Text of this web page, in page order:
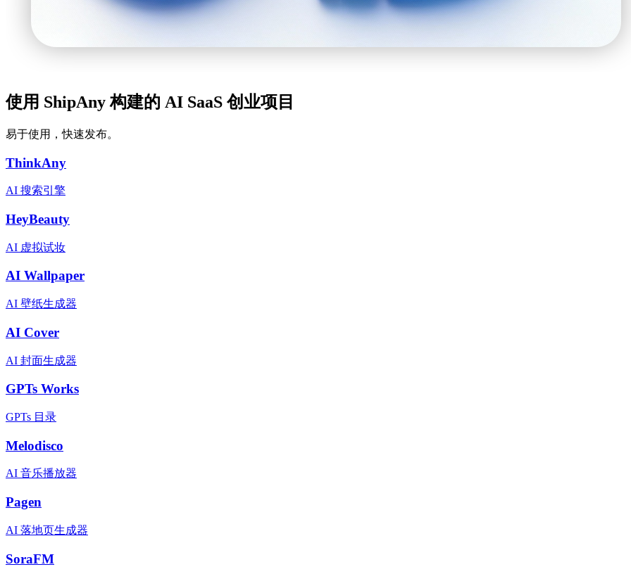
使用 ShipAny 构建的 AI SaaS 创业项目
易于使用，快速发布。
ThinkAny
AI 搜索引擎
HeyBeauty
AI 虚拟试妆
AI Wallpaper
AI 壁纸生成器
AI Cover
AI 封面生成器
GPTs Works
GPTs 目录
Melodisco
AI 音乐播放器
Pagen
AI 落地页生成器
SoraFM